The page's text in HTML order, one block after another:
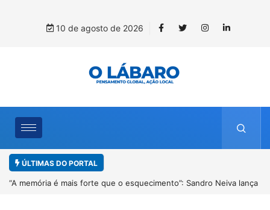
10 de agosto de 2026
ÚLTIMAS DO PORTAL
memória é mais forte que o esquecimento”: Sandro Neiva lança 4º